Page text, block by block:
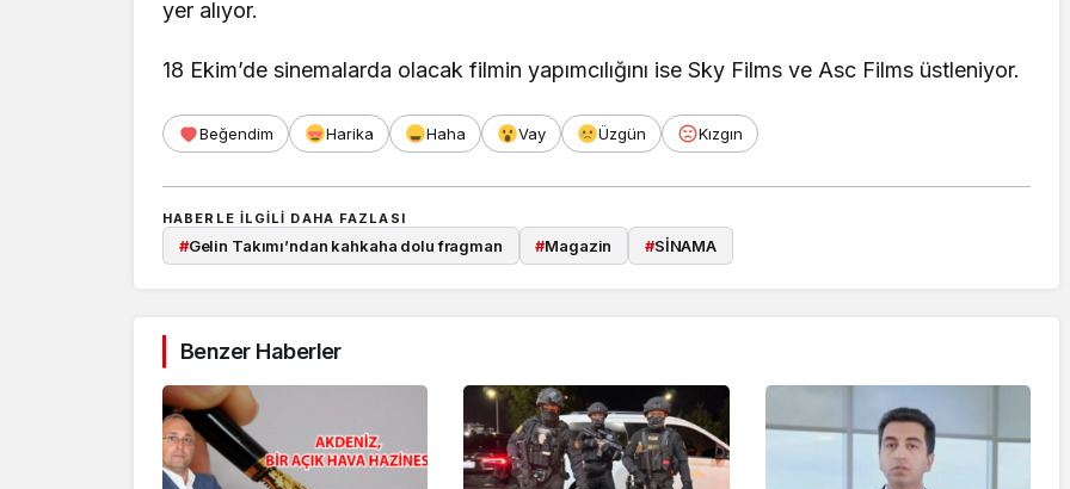
yer alıyor.
18 Ekim’de sinemalarda olacak filmin yapımcılığını ise Sky Films ve Asc Films üstleniyor.
Beğendim Harika Haha Vay Üzgün Kızgın
HABERLE ILGILI DAHA FAZLASI
#Gelin Takımı’ndan kahkaha dolu fragman #Magazin #SİNAMA
Benzer Haberler